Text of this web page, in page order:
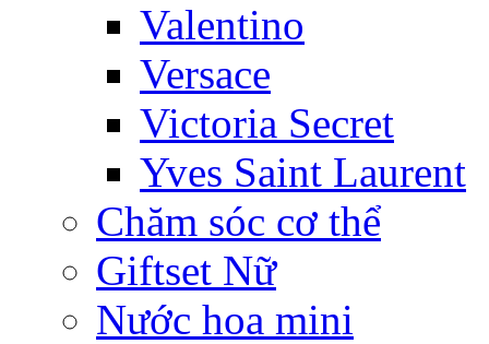
Valentino
Versace
Victoria Secret
Yves Saint Laurent
Chăm sóc cơ thể
Giftset Nữ
Nước hoa mini